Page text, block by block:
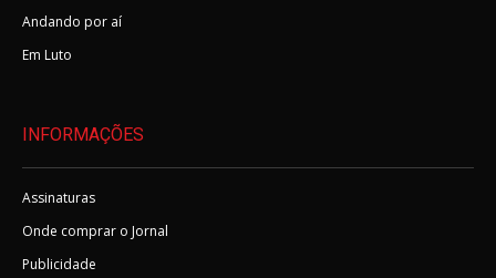
Andando por aí
Em Luto
INFORMAÇÕES
Assinaturas
Onde comprar o Jornal
Publicidade